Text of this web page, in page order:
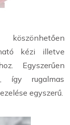
kézi illetve
Egyszerűen
így rugalmas
egyszerű.